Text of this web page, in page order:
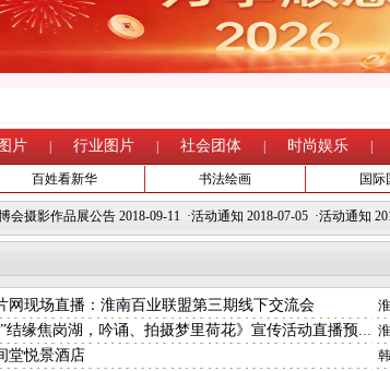
片 行业图片 社会团体 时尚娱乐
百姓看新华 书法绘画 国际
影作品展公告2018-09-11 ·活动通知2018-07-05 ·活动通知2018-
网现场直播：淮南百业联盟第三期线下交流会
”结缘焦岗湖，吟诵、拍摄梦里荷花》宣传活动直播预告
堂悦景酒店